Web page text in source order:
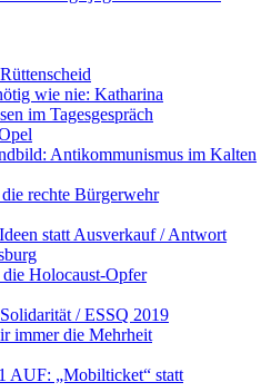
wie nie: Katharina
im Tagesgespräch
Antikommunismus im Kalten
rechte Bürgerwehr
statt Ausverkauf / Antwort
Holocaust-Opfer
/ ESSQ 2019
immer die Mehrheit
AUF: „Mobilticket“ statt